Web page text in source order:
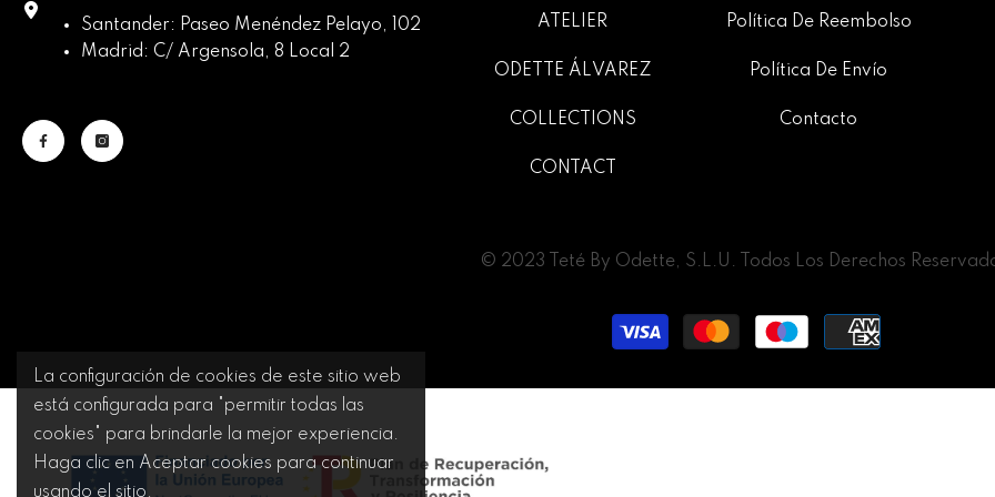
Santander: Paseo Menéndez Pelayo, 102
Madrid: C/ Argensola, 8 Local 2
ATELIER
ODETTE ÁLVAREZ
COLLECTIONS
CONTACT
Política De Reembolso
Política De Envío
Contacto
© 2023 Teté By Odette, S.L.U. Todos Los Derechos
Métodos
de
La configuración de cookies de este sitio web
está configurada para "permitir todas las
cookies" para brindarle la mejor experiencia.
Haga clic en Aceptar cookies para continuar
usando el sitio.